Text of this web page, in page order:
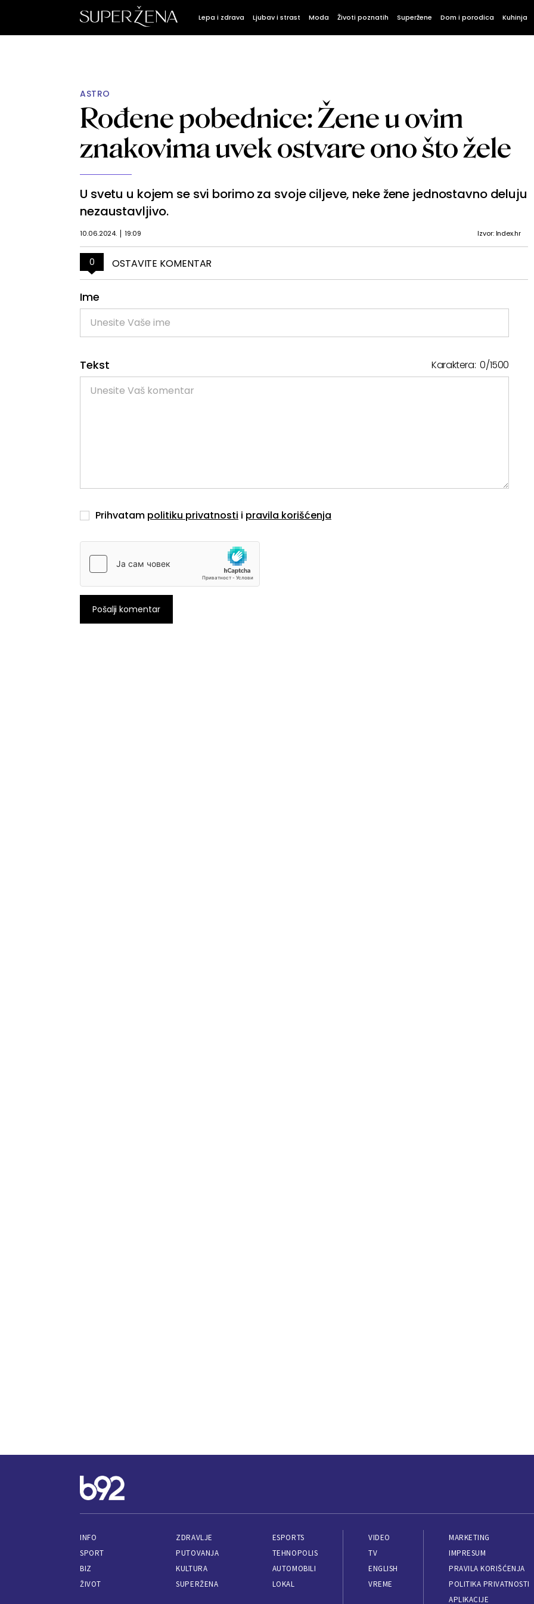
Lepa i zdrava Ljubav i strast Moda Životi poznatih Superžene Dom i porodica Kuhinja
ASTRO
Rođene pobednice: Žene u ovim
znakovima uvek ostvare ono što žele
U svetu u kojem se svi borimo za svoje ciljeve, neke žene jednostavno deluju
nezaustavljivo.
10.06.2024. 19:09 Izvor: Index.hr
0 OSTAVITE KOMENTAR
Ime
Tekst Karaktera:0/1500
Prihvatam politiku privatnosti i pravila korišćenja
Pošalji komentar
INFO
SPORT
BIZ
ŽIVOT
ZDRAVLJE
PUTOVANJA
KULTURA
SUPERŽENA
ESPORTS
TEHNOPOLIS
AUTOMOBILI
LOKAL
VIDEO
TV
ENGLISH
VREME
MARKETING
IMPRESUM
PRAVILA KORIŠĆENJA
POLITIKA PRIVATNOSTI
APLIKACIJE